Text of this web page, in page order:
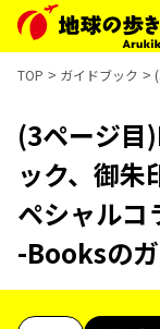
TOP ガイドブック
(3ページ目
ック、御朱
ペシャルコ
-Booksの